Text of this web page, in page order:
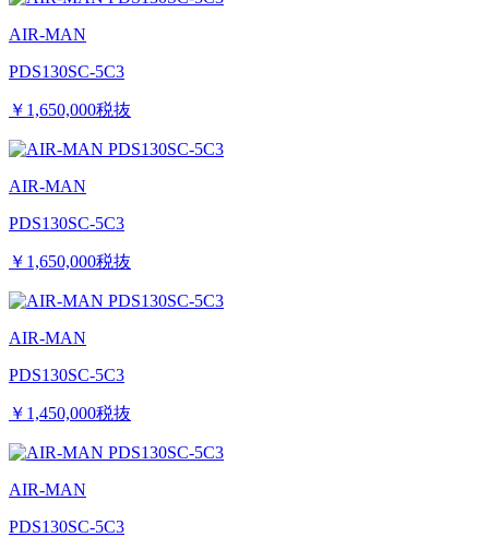
AIR-MAN
PDS130SC-5C3
￥1,650,000税抜
AIR-MAN
PDS130SC-5C3
￥1,650,000税抜
AIR-MAN
PDS130SC-5C3
￥1,450,000税抜
AIR-MAN
PDS130SC-5C3